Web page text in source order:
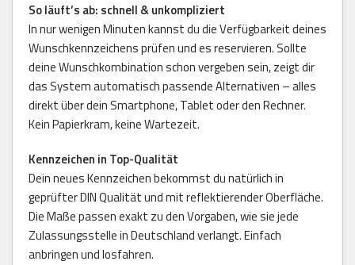
So läuft’s ab: schnell & unkompliziert
In nur wenigen Minuten kannst du die Verfügbarkeit deines
Wunschkennzeichens prüfen und es reservieren. Sollte
deine Wunschkombination schon vergeben sein, zeigt dir
das System automatisch passende Alternativen – alles
direkt über dein Smartphone, Tablet oder den Rechner.
Kein Papierkram, keine Wartezeit.
Kennzeichen in Top-Qualität
Dein neues Kennzeichen bekommst du natürlich in
geprüfter DIN Qualität und mit reflektierender Oberfläche.
Die Maße passen exakt zu den Vorgaben, wie sie jede
Zulassungsstelle in Deutschland verlangt. Einfach
anbringen und losfahren.